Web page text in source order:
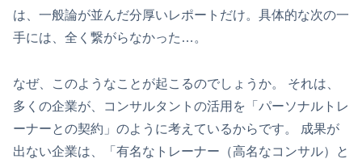
は、一般論が並んだ分厚いレポートだけ。具体的な次の一
手には、全く繋がらなかった…。
なぜ、このようなことが起こるのでしょうか。 それは、
多くの企業が、コンサルタントの活用を「パーソナルトレ
ーナーとの契約」のように考えているからです。 成果が
出ない企業は、「有名なトレーナー（高名なコンサル）と